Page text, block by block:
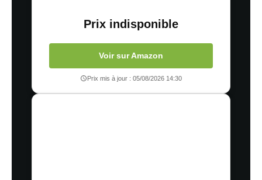
Prix indisponible
Voir sur Amazon
Prix mis à jour : 05/08/2026 14:30